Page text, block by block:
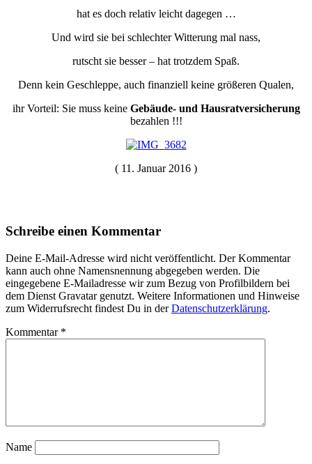
hat es doch relativ leicht dagegen …
Und wird sie bei schlechter Witterung mal nass,
rutscht sie besser – hat trotzdem Spaß.
Denn kein Geschleppe, auch finanziell keine größeren Qualen,
ihr Vorteil: Sie muss keineGebäude- und Hausratversicherung
bezahlen !!!
( 11. Januar 2016 )
Schreibe einen Kommentar
Deine E-Mail-Adresse wird nicht veröffentlicht. Der Kommentar
kann auch ohne Namensnennung abgegeben werden. Die
eingegebene E-Mailadresse wir zum Bezug von Profilbildern bei
dem Dienst Gravatar genutzt. Weitere Informationen und Hinweise
zum Widerrufsrecht findest Du in derDatenschutzerklärung.
Kommentar *
Name